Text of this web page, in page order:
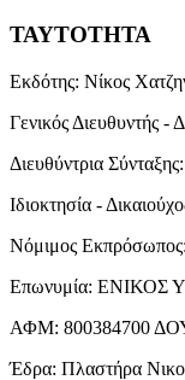
ΤΑΥΤΟΤΗΤΑ
Εκδότης: Νίκος
Γενικός Διευθυντής -
Διευθύντρια Σύνταξης:
Ιδιοκτησία -
Νόμιμος Εκπρόσωπος:
Επωνυμία: ΕΝΙΚΟΣ
ΑΦΜ: 800384700
Έδρα: Πλαστήρα